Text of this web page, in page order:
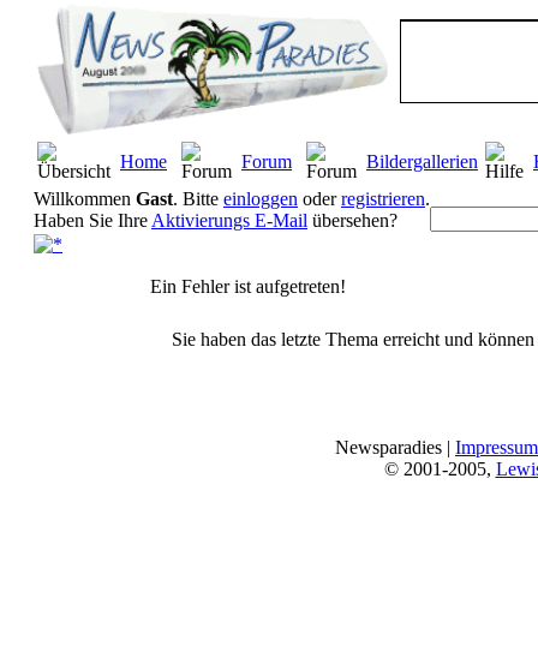
Home Forum Bildergallerien
Willkommen Gast. Bitte einloggen oderregistrieren.
Haben Sie Ihre Aktivierungs E-Mail übersehen?
Ein Fehler ist aufgetreten!
Sie haben das letzte Thema erreicht und
Newsparadies | Impressum
© 2001-2005,